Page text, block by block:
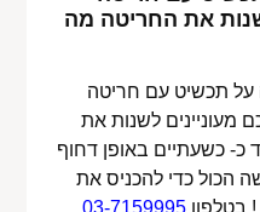
את החריטה מה
על תכשיט עם חריטה
מעוניינים לשנות את
כשעתיים באופן דחוף
הכול כדי להכניס את
בטלפון03-7159995